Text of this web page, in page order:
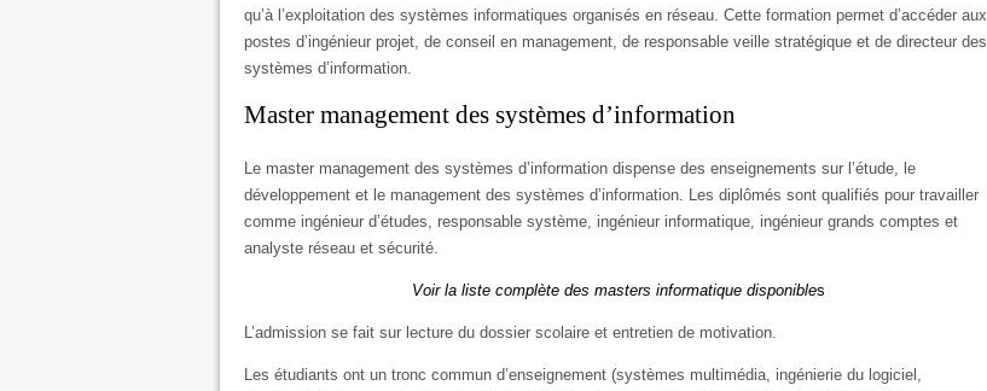
qu’à l’exploitation des systèmes informatiques organisés en réseau. Cette formation permet d’accéder aux
postes d’ingénieur projet, de conseil en management, de responsable veille stratégique et de directeur des
systèmes d’information.
Master management des systèmes d’information
Le master management des systèmes d’information dispense des enseignements sur l’étude, le
développement et le management des systèmes d’information. Les diplômés sont qualifiés pour travailler
comme ingénieur d’études, responsable système, ingénieur informatique, ingénieur grands comptes et
analyste réseau et sécurité.
Voir la liste complète des masters informatique disponibles
L’admission se fait sur lecture du dossier scolaire et entretien de motivation.
Les étudiants ont un tronc commun d’enseignement (systèmes multimédia, ingénierie du logiciel,